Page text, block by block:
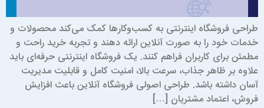
طراحی فروشگاه اینترنتی به کسب‌وکارها کمک می‌کند محصولات و
خدمات خود را به صورت آنلاین ارائه دهند و تجربه خرید راحت و
مطمئن برای کاربران فراهم کنند. یک فروشگاه اینترنتی حرفه‌ای باید
علاوه بر ظاهر جذاب، سرعت بالا، امنیت کامل و قابلیت مدیریت
آسان داشته باشد. طراحی اصولی فروشگاه آنلاین باعث افزایش
فروش، اعتماد مشتریان […]